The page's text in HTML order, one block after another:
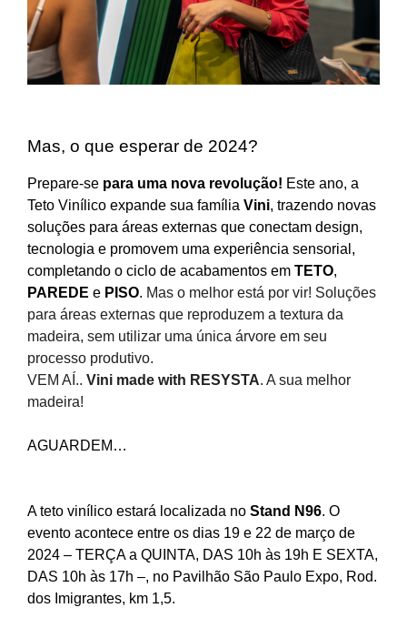
Mas, o que esperar de 2024?
Prepare-se para uma nova revolução! Este ano, a
Teto Vinílico expande sua família Vini, trazendo novas
soluções para áreas externas que conectam design,
tecnologia e promovem uma experiência sensorial,
completando o ciclo de acabamentos em TETO,
PAREDE e PISO. Mas o melhor está por vir! Soluções
para áreas externas que reproduzem a textura da
madeira, sem utilizar uma única árvore em seu
processo produtivo.
VEM AÍ.. Vini made with RESYSTA. A sua melhor
madeira!
AGUARDEM…
A teto vinílico estará localizada no Stand N96. O
evento acontece entre os dias 19 e 22 de março de
2024 – TERÇA a QUINTA, DAS 10h às 19h E SEXTA,
DAS 10h às 17h –, no Pavilhão São Paulo Expo, Rod.
dos Imigrantes, km 1,5.